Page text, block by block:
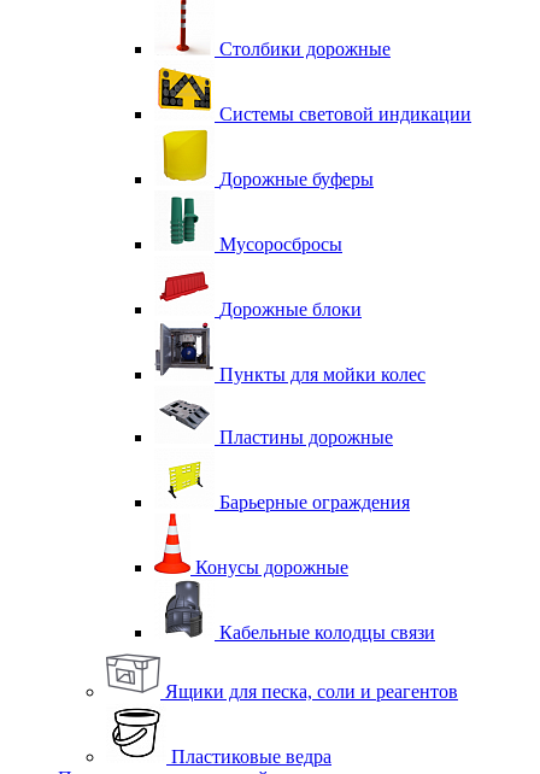
Столбики дорожные
Системы световой индикации
Дорожные буферы
Мусоросбросы
Дорожные блоки
Пункты для мойки колес
Пластины дорожные
Барьерные ограждения
Конусы дорожные
Кабельные колодцы связи
Ящики для песка, соли и реагентов
Пластиковые ведра